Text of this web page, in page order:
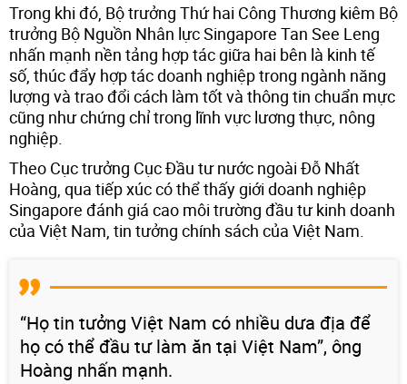
Trong khi đó, Bộ trưởng Thứ hai Công Thương kiêm Bộ
trưởng Bộ Nguồn Nhân lực Singapore Tan See Leng
nhấn mạnh nền tảng hợp tác giữa hai bên là kinh tế
số, thúc đẩy hợp tác doanh nghiệp trong ngành năng
lượng và trao đổi cách làm tốt và thông tin chuẩn mực
cũng như chứng chỉ trong lĩnh vực lương thực, nông
nghiệp.
Theo Cục trưởng Cục Đầu tư nước ngoài Đỗ Nhất
Hoàng, qua tiếp xúc có thể thấy giới doanh nghiệp
Singapore đánh giá cao môi trường đầu tư kinh doanh
của Việt Nam, tin tưởng chính sách của Việt Nam.
“Họ tin tưởng Việt Nam có nhiều dưa địa để
họ có thể đầu tư làm ăn tại Việt Nam”, ông
Hoàng nhấn mạnh.